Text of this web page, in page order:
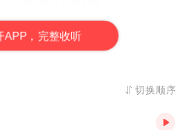
APP，完整收听
切换顺序